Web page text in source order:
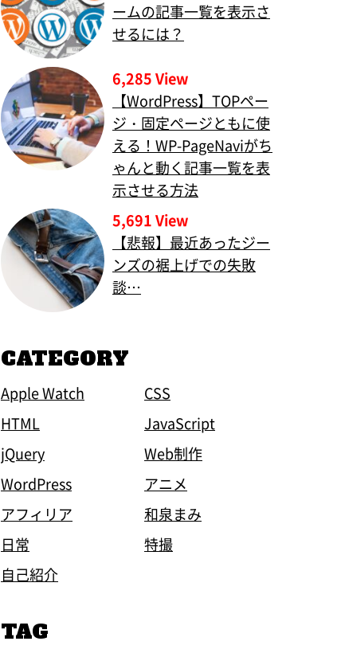
ームの記事一覧を表示さ
せるには？
6,285 View
【WordPress】TOPペー
ジ・固定ページともに使
える！WP-PageNaviがち
ゃんと動く記事一覧を表
示させる方法
5,691 View
【悲報】最近あったジー
ンズの裾上げでの失敗
談…
CATEGORY
Apple Watch
CSS
HTML
JavaScript
jQuery
Web制作
WordPress
アニメ
アフィリア
和泉まみ
日常
特撮
自己紹介
TAG